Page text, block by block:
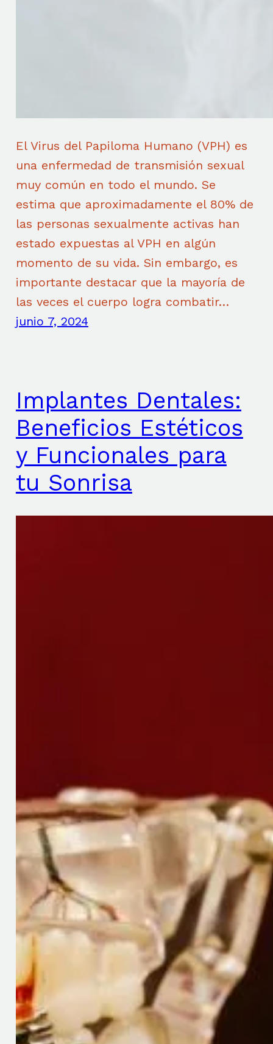
El Virus del Papiloma Humano (VPH) es
una enfermedad de transmisión sexual
muy común en todo el mundo. Se
estima que aproximadamente el 80% de
las personas sexualmente activas han
estado expuestas al VPH en algún
momento de su vida. Sin embargo, es
importante destacar que la mayoría de
las veces el cuerpo logra combatir…
junio 7, 2024
Implantes Dentales:
Beneficios Estéticos
y Funcionales para
tu Sonrisa